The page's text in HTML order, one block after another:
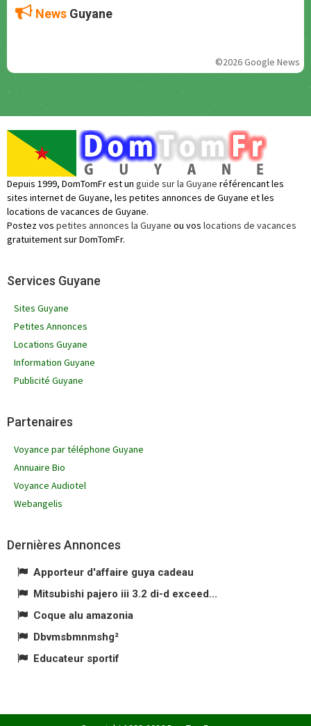
News Guyane
©2026 Google News
Depuis 1999, DomTomFr est un guide sur la Guyane référencant les
sites internet de Guyane, les petites annonces de Guyane et les
locations de vacances de Guyane.
Postez vos petites annonces la Guyane ou vos locations de vacances
gratuitement sur DomTomFr.
Services Guyane
Sites Guyane
Petites Annonces
Locations Guyane
Information Guyane
Publicité Guyane
Partenaires
Voyance par téléphone Guyane
Annuaire Bio
Voyance Audiotel
Webangelis
Dernières Annonces
Apporteur d'affaire guya cadeau
Mitsubishi pajero iii 3.2 di-d exceed...
Coque alu amazonia
Dbvmsbmnmshg²
Educateur sportif